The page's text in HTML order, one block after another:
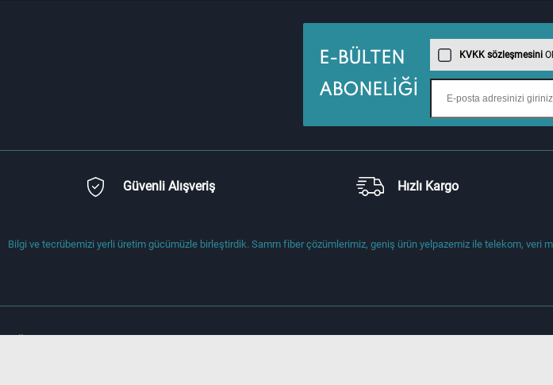
E-BÜLTEN
ABONELİĞİ
KVKK sözleşmesini
Güvenli Alışveriş Hızlı Kargo
Bilgi ve tecrübemizi yerli üretim gücümüzle birleştirdik. Samm fiber çözümlerimiz, geniş ürün yelpazemiz ile telekom, veri